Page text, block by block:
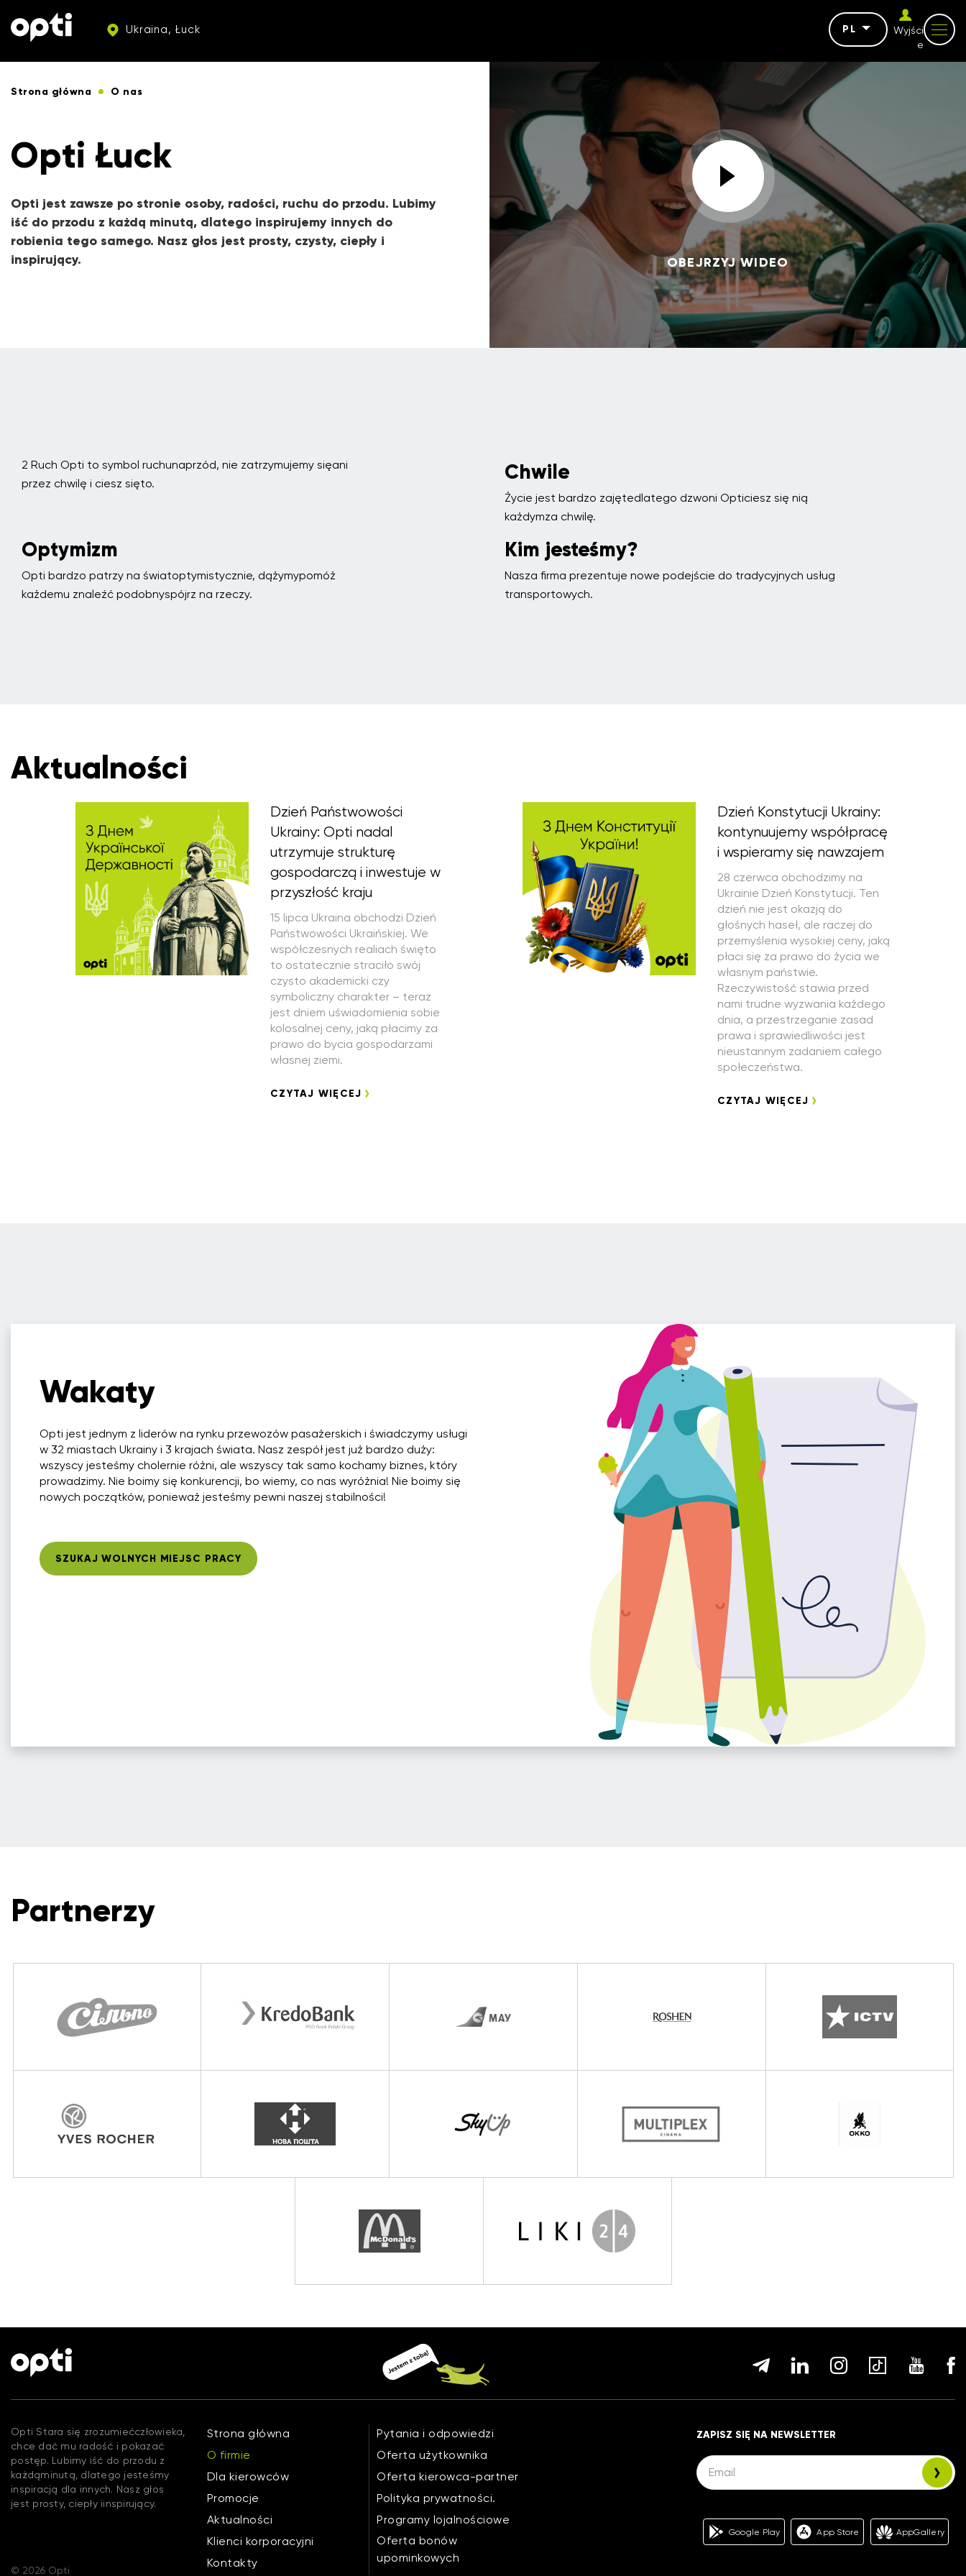
Ukraina, Łuck PL
Wyjści
e
Strona główna O nas
Opti Łuck
Opti jest zawsze po stronie osoby, radości, ruchu do przodu. Lubimy
iść do przodu z każdą minutą, dlatego inspirujemy innych do
robienia tego samego. Nasz głos jest prosty, czysty, ciepły i
inspirujący.
OBEJRZYJ WIDEO
2 Ruch Opti to symbol ruchunaprzód, nie zatrzymujemy sięani
przez chwilę i ciesz sięto.
Chwile
Życie jest bardzo zajętedlatego dzwoni Opticiesz się nią
każdymza chwilę.
Optymizm
Opti bardzo patrzy na światoptymistycznie, dążymypomóż
każdemu znaleźć podobnyspójrz na rzeczy.
Kim jesteśmy?
Nasza firma prezentuje nowe podejście do tradycyjnych usług
transportowych.
Aktualności
Dzień Państwowości
Ukrainy: Opti nadal
utrzymuje strukturę
gospodarczą i inwestuje w
przyszłość kraju
15 lipca Ukraina obchodzi Dzień
Państwowości Ukraińskiej. We
współczesnych realiach święto
to ostatecznie straciło swój
czysto akademicki czy
symboliczny charakter – teraz
jest dniem uświadomienia sobie
kolosalnej ceny, jaką płacimy za
prawo do bycia gospodarzami
własnej ziemi.
CZYTAJ WIĘCEJ
Dzień Konstytucji Ukrainy:
kontynuujemy współpracę
i wspieramy się nawzajem
28 czerwca obchodzimy na
Ukrainie Dzień Konstytucji. Ten
dzień nie jest okazją do
głośnych haseł, ale raczej do
przemyślenia wysokiej ceny, jaką
płaci się za prawo do życia we
własnym państwie.
Rzeczywistość stawia przed
nami trudne wyzwania każdego
dnia, a przestrzeganie zasad
prawa i sprawiedliwości jest
nieustannym zadaniem całego
społeczeństwa.
CZYTAJ WIĘCEJ
Wakaty
Opti jest jednym z liderów na rynku przewozów pasażerskich i świadczymy usługi
w 32 miastach Ukrainy i 3 krajach świata. Nasz zespół jest już bardzo duży:
wszyscy jesteśmy cholernie różni, ale wszyscy tak samo kochamy biznes, który
prowadzimy. Nie boimy się konkurencji, bo wiemy, co nas wyróżnia! Nie boimy się
nowych początków, ponieważ jesteśmy pewni naszej stabilności!
SZUKAJ WOLNYCH MIEJSC PRACY
Partnerzy
Opti Stara się zrozumiećczłowieka,
chce dać mu radość i pokazać
postęp. Lubimy iść do przodu z
każdąminutą, dlatego jesteśmy
inspiracją dla innych. Nasz głos
jest prosty, ciepły iinspirujący.
Strona główna
O firmie
Dla kierowców
Promocje
Aktualności
Klienci korporacyjni
Kontakty
Pytania i odpowiedzi
Oferta użytkownika
Oferta kierowca-partner
Polityka prywatności.
Programy lojalnościowe
Oferta bonów
upominkowych
ZAPISZ SIĘ NA NEWSLETTER
Google Play App Store AppGallery
© 2026 Opti